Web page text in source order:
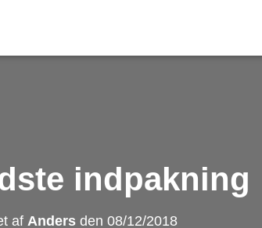
indpakning
af Anders den 08/12/2018